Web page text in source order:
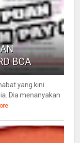
BCA
yang kini
Dia menanyakan